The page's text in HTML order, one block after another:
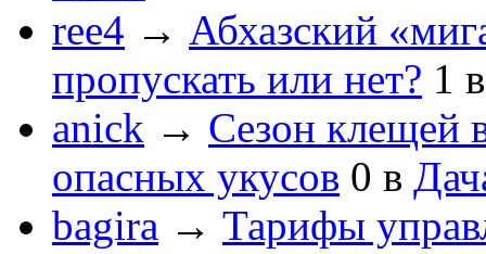
ree4 → Абхазский
пропускать или нет? 1
anick → Сезон клещей
опасных укусов 0 в
bagira → Тарифы